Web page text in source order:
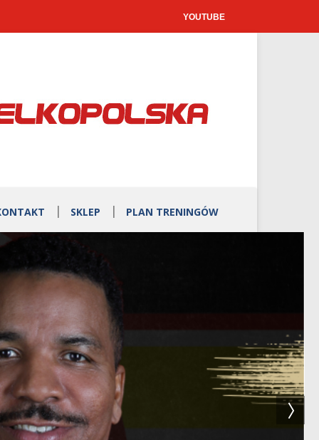
YOUTUBE
SKLEP PLAN TRENINGÓW